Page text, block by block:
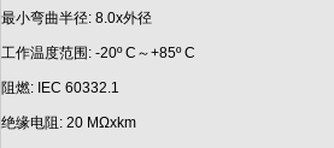
最小弯曲半径: 8.0x外径
工作温度范围: -20º C～+85º C
阻燃: IEC 60332.1
绝缘电阻: 20 MΩxkm